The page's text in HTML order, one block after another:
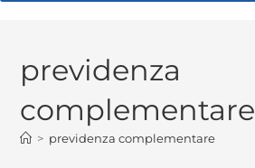
previdenza
complementare
> previdenza complementare